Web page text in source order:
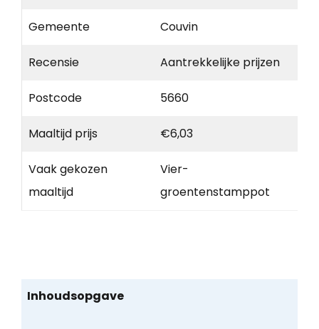
Gemeente Couvin
Recensie Aantrekkelijke prijzen
Postcode 5660
Maaltijd prijs €6,03
Vaak gekozen
maaltijd
Vier-
groentenstamppot
Inhoudsopgave